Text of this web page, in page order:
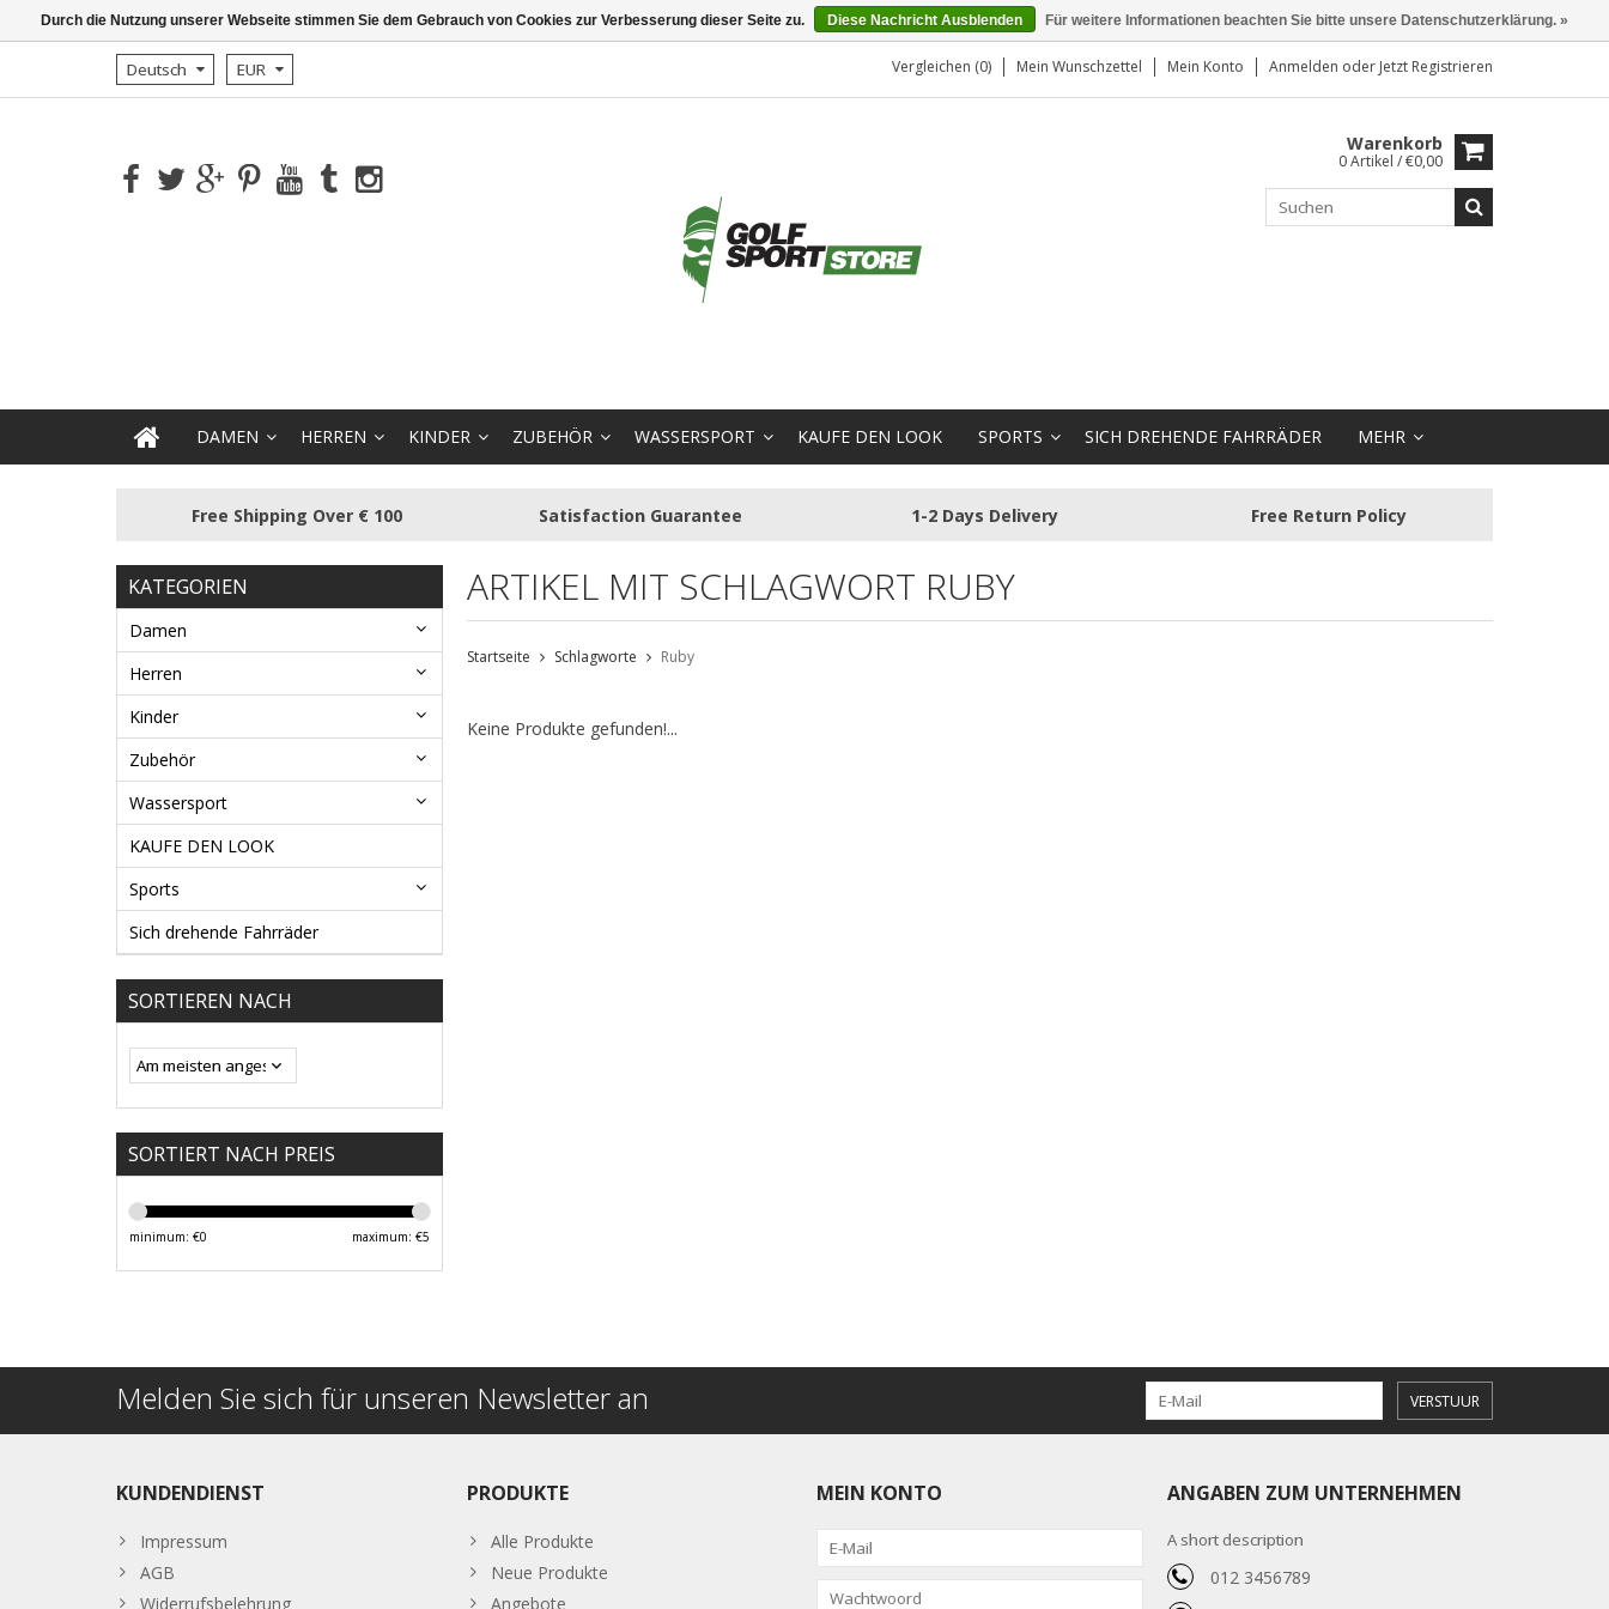
Deutsch EUR Vergleichen (0) Mein Wunschzettel Mein Konto Anmelden oder Jetzt Registrieren
Warenkorb
0 Artikel / €0,00
DAMEN HERREN KINDER ZUBEHÖR WASSERSPORT KAUFE DEN LOOK SPORTS SICH DREHENDE FAHRRÄDER MEHR
Free Shipping Over € 100 Satisfaction Guarantee 1-2 Days Delivery Free Return Policy
KATEGORIEN
Damen
Herren
Kinder
Zubehör
Wassersport
KAUFE DEN LOOK
Sports
Sich drehende Fahrräder
SORTIEREN NACH
SORTIERT NACH PREIS
minimum: €0 maximum: €5
ARTIKEL MIT SCHLAGWORT RUBY
Startseite Schlagworte Ruby
Keine Produkte gefunden!...
Melden Sie sich für unseren Newsletter an VERSTUUR
KUNDENDIENST
Impressum
AGB
Widerrufsbelehrung
PRODUKTE
Alle Produkte
Neue Produkte
Angebote
MEIN KONTO ANGABEN ZUM UNTERNEHMEN
A short description
012 3456789
Durch die Nutzung unserer Webseite stimmen Sie dem Gebrauch von Cookies zur Verbesserung dieser Seite zu. Diese Nachricht Ausblenden Für weitere Informationen beachten Sie bitte unsere Datenschutzerklärung. »